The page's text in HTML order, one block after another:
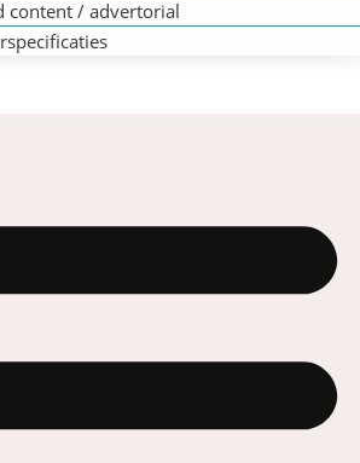
content / advertorial